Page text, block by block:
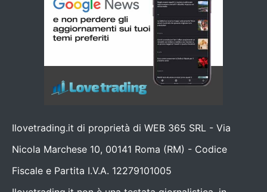
Ilovetrading.it di proprietà di WEB 365 SRL - Via
Nicola Marchese 10, 00141 Roma (RM) - Codice
Fiscale e Partita I.V.A. 12279101005